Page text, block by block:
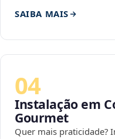
SAIBA MAIS
04
Instalação em
Gourmet
Quer mais praticidade?